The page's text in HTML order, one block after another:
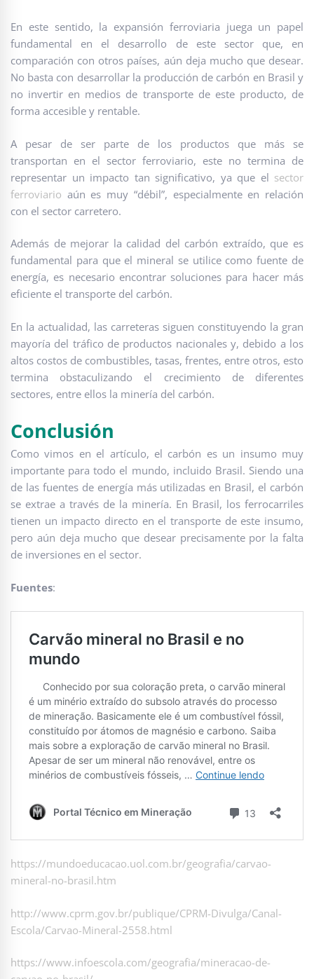
En este sentido, la expansión ferroviaria juega un papel
fundamental en el desarrollo de este sector que, en
comparación con otros países, aún deja mucho que desear.
No basta con desarrollar la producción de carbón en Brasil y
no invertir en medios de transporte de este producto, de
forma accesible y rentable.
A pesar de ser parte de los productos que más se
transportan en el sector ferroviario, este no termina de
representar un impacto tan significativo, ya que el sector
ferroviario aún es muy “débil”, especialmente en relación
con el sector carretero.
Además de mejorar la calidad del carbón extraído, que es
fundamental para que el mineral se utilice como fuente de
energía, es necesario encontrar soluciones para hacer más
eficiente el transporte del carbón.
En la actualidad, las carreteras siguen constituyendo la gran
mayoría del tráfico de productos nacionales y, debido a los
altos costos de combustibles, tasas, frentes, entre otros, esto
termina obstaculizando el crecimiento de diferentes
sectores, entre ellos la minería del carbón.
Conclusión
Como vimos en el artículo, el carbón es un insumo muy
importante para todo el mundo, incluido Brasil. Siendo una
de las fuentes de energía más utilizadas en Brasil, el carbón
se extrae a través de la minería. En Brasil, los ferrocarriles
tienen un impacto directo en el transporte de este insumo,
pero aún deja mucho que desear precisamente por la falta
de inversiones en el sector.
Fuentes:
https://mundoeducacao.uol.com.br/geografia/carvao-
mineral-no-brasil.htm
http://www.cprm.gov.br/publique/CPRM-Divulga/Canal-
Escola/Carvao-Mineral-2558.html
https://www.infoescola.com/geografia/mineracao-de-